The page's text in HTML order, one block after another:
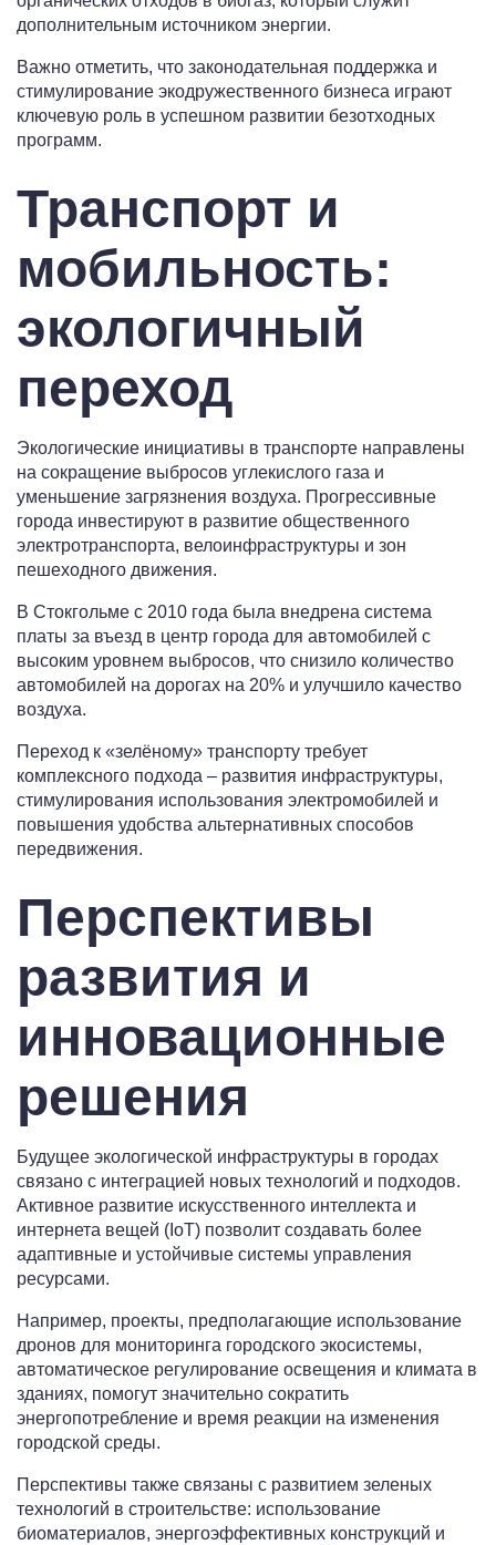
дополнительным источником энергии.
Важно отметить, что законодательная поддержка и
стимулирование экодружественного бизнеса играют
ключевую роль в успешном развитии безотходных
программ.
Транспорт и
мобильность:
экологичный
переход
Экологические инициативы в транспорте направлены
на сокращение выбросов углекислого газа и
уменьшение загрязнения воздуха. Прогрессивные
города инвестируют в развитие общественного
электротранспорта, велоинфраструктуры и зон
пешеходного движения.
В Стокгольме с 2010 года была внедрена система
платы за въезд в центр города для автомобилей с
высоким уровнем выбросов, что снизило количество
автомобилей на дорогах на 20% и улучшило качество
воздуха.
Переход к «зелёному» транспорту требует
комплексного подхода – развития инфраструктуры,
стимулирования использования электромобилей и
повышения удобства альтернативных способов
передвижения.
Перспективы
развития и
инновационные
решения
Будущее экологической инфраструктуры в городах
связано с интеграцией новых технологий и подходов.
Активное развитие искусственного интеллекта и
интернета вещей (IoT) позволит создавать более
адаптивные и устойчивые системы управления
ресурсами.
Например, проекты, предполагающие использование
дронов для мониторинга городского экосистемы,
автоматическое регулирование освещения и климата в
зданиях, помогут значительно сократить
энергопотребление и время реакции на изменения
городской среды.
Перспективы также связаны с развитием зеленых
технологий в строительстве: использование
биоматериалов, энергоэффективных конструкций и